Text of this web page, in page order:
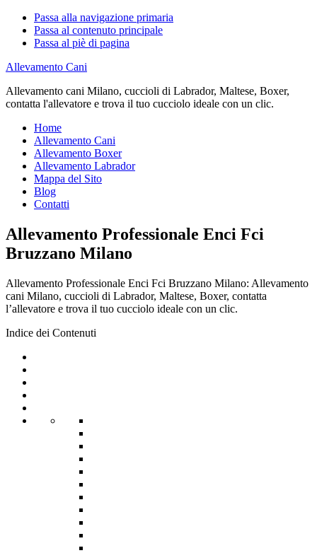
Passa alla navigazione primaria
Passa al contenuto principale
Passa al piè di pagina
Allevamento Cani
Allevamento cani Milano, cuccioli di Labrador, Maltese, Boxer,
contatta l'allevatore e trova il tuo cucciolo ideale con un clic.
Home
Allevamento Cani
Allevamento Boxer
Allevamento Labrador
Mappa del Sito
Blog
Contatti
Allevamento Professionale Enci Fci
Bruzzano Milano
Allevamento Professionale Enci Fci Bruzzano Milano: Allevamento
cani Milano, cuccioli di Labrador, Maltese, Boxer, contatta
l’allevatore e trova il tuo cucciolo ideale con un clic.
Indice dei Contenuti